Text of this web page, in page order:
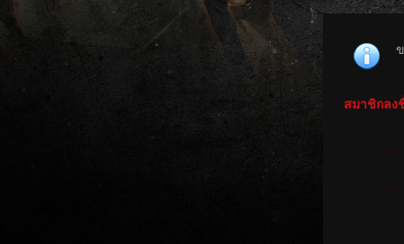
สมาชิกลง